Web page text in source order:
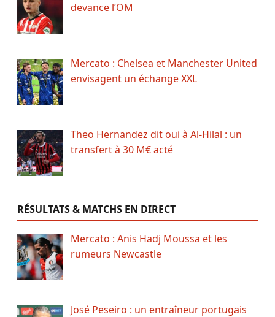
devance l’OM
Mercato : Chelsea et Manchester United
envisagent un échange XXL
Theo Hernandez dit oui à Al-Hilal : un
transfert à 30 M€ acté
RÉSULTATS & MATCHS EN DIRECT
Mercato : Anis Hadj Moussa et les
rumeurs Newcastle
José Peseiro : un entraîneur portugais